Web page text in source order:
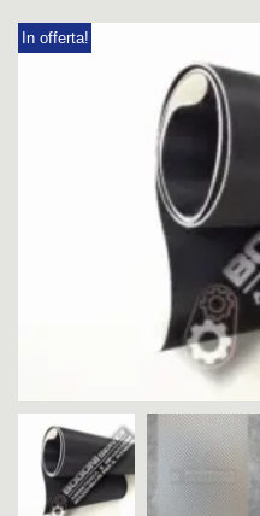
In offerta!